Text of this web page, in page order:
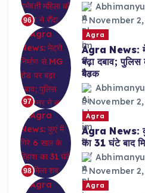
96
November 2,
97
Agra
Agra News:
बढ़ा दबाव;
बैठक
November 2,
98
Agra
Agra News:
का 31 घंटे बाद
November 2,
Agra